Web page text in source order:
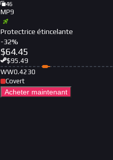
46
MP9
Protectrice étincelante
-32%
$64.45
$95.49
WW0.4230
Covert
Acheter maintenant